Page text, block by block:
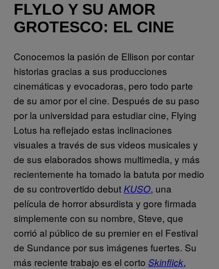
FLYLO Y SU AMOR
GROTESCO: EL CINE
Conocemos la pasión de Ellison por contar
historias gracias a sus producciones
cinemáticas y evocadoras, pero todo parte
de su amor por el cine. Después de su paso
por la universidad para estudiar cine, Flying
Lotus ha reflejado estas inclinaciones
visuales a través de sus videos musicales y
de sus elaborados shows multimedia, y más
recientemente ha tomado la batuta por medio
de su controvertido debut KUSO, una
película de horror absurdista y gore firmada
simplemente con su nombre, Steve, que
corrió al público de su premier en el Festival
de Sundance por sus imágenes fuertes. Su
más reciente trabajo es el corto Skinflick,